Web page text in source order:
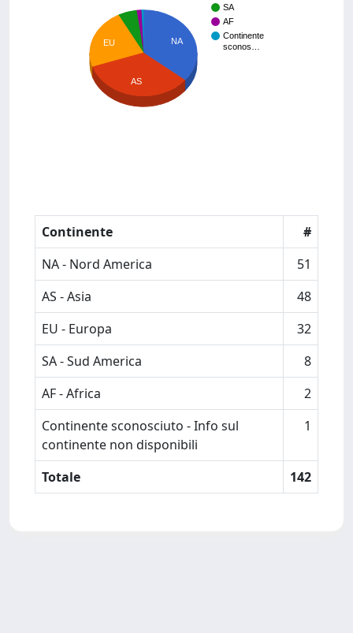
SA
AF
Continente
sconos…
NA
EU
AS
Continente
#
NA - Nord America
51
AS - Asia
48
EU - Europa
32
SA - Sud America
8
AF - Africa
2
Continente sconosciuto - Info sul
continente non disponibili
1
Totale 142